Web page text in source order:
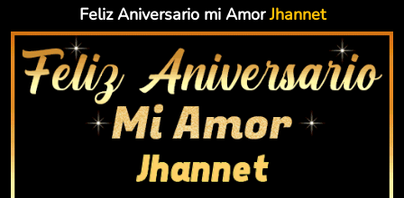
Feliz Aniversario mi AmorJhannet